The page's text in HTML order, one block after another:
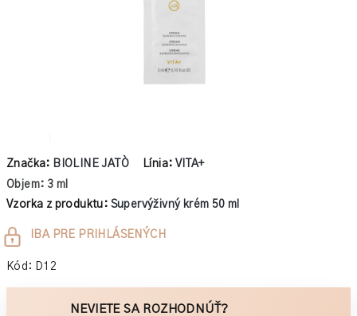
Značka: BIOLINE JATÒ Línia: VITA+
Objem: 3 ml
Vzorka z produktu: Supervýživný krém 50 ml
Jednotková
cena:
IBA PRE PRIHLÁSENÝCH
Kód: D12
NEVIETE SA ROZHODNÚŤ?